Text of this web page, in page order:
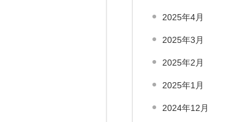
2025年4月
2025年3月
2025年2月
2025年1月
2024年12月